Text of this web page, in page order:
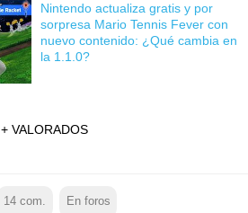
Nintendo actualiza gratis y por
sorpresa Mario Tennis Fever con
nuevo contenido: ¿Qué cambia en
la 1.1.0?
+ VALORADOS
14 com. En foros